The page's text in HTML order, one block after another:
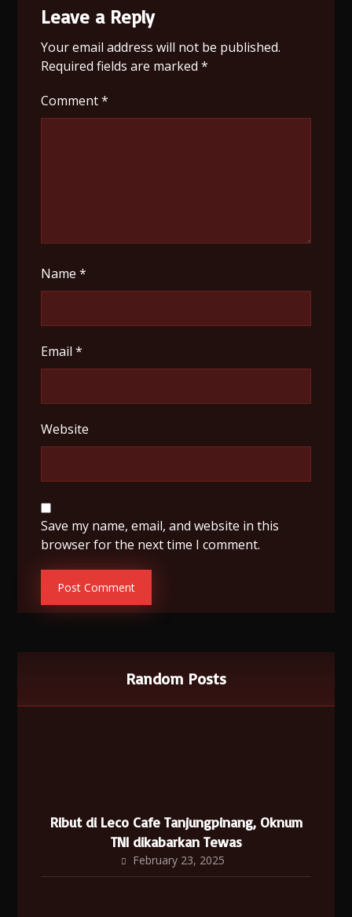
Leave a Reply
Your email address will not be published.
Required fields are marked*
Comment*
Name*
Email*
Website
Save my name, email, and website in this
browser for the next time I comment.
Random Posts
Ribut di Leco Cafe Tanjungpinang, Oknum
TNI dikabarkan Tewas
February 23, 2025